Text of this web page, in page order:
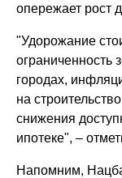
опережает рост
"Удорожание
ограниченность
городах,
на
снижения
ипотеке", –
Напомним,